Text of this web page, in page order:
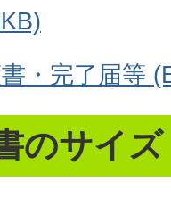
・完了届等
のサイズ